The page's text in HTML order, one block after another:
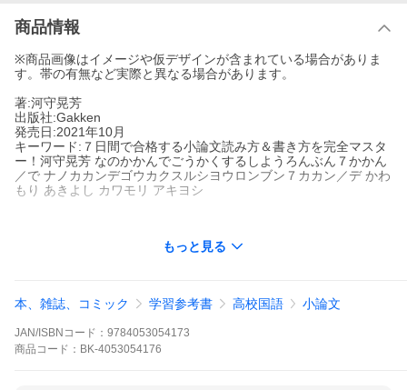
商品情報
※商品画像はイメージや仮デザインが含まれている場合がありま
す。帯の有無など実際と異なる場合があります。
著:河守晃芳
出版社:Gakken
発売日:2021年10月
キーワード:７日間で合格する小論文読み方＆書き方を完全マスタ
ー！河守晃芳 なのかかんでごうかくするしようろんぶん７かかん
／で ナノカカンデゴウカクスルシヨウロンブン７カカン／デ かわ
もり あきよし カワモリ アキヨシ
★★★たった7日で小論文がマスターできる！ ★★★
大学受験の小論文は、この一冊で大丈夫！
あらゆる小論文の問題パターンを分析した結果、合格のエッセン
もっと見る
本、雑誌、コミック 学習参考書 高校国語 小論文
JAN/ISBNコード： 9784053054173
商品 コード： BK-4053054176